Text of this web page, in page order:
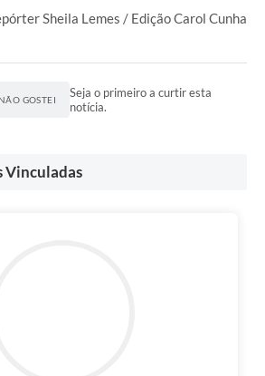
Sheila Lemes / Edição Carol Cunha
NÃO GOSTEI
Seja o primeiro a curtir esta
notícia.
Vinculadas